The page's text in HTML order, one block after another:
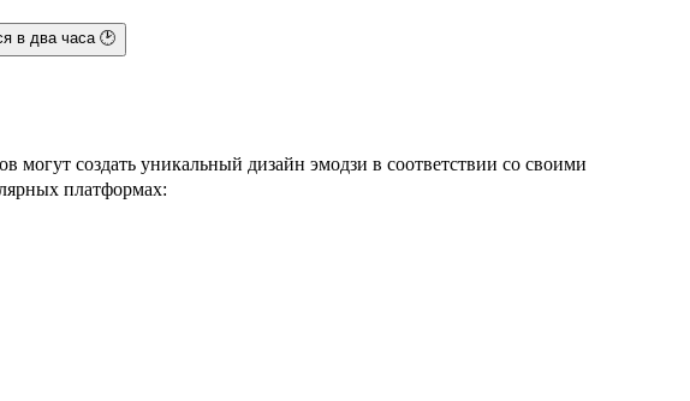
в два часа 🕑
создать уникальный дизайн эмодзи в соответствии со своими
платформах: